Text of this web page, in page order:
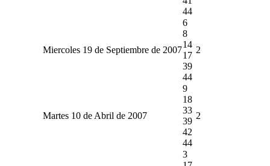
44
Miercoles 19 de Septiembre de 2007
6
8
14
17
39
44
2
Martes 10 de Abril de 2007
9
18
33
39
42
44
2
3